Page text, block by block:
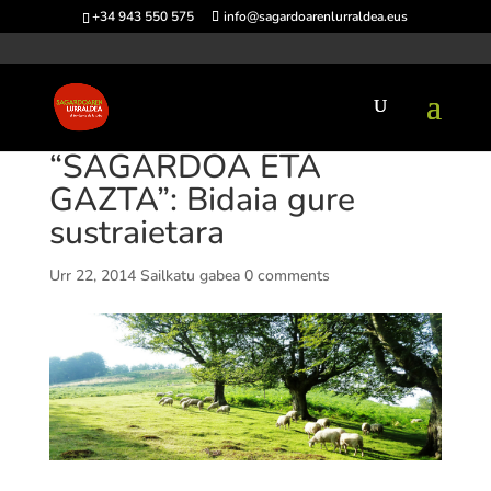
+34 943 550 575 info@sagardoarenlurraldea.eus
“SAGARDOA ETA
GAZTA”: Bidaia gure
sustraietara
Urr 22, 2014 Sailkatu gabea 0 comments